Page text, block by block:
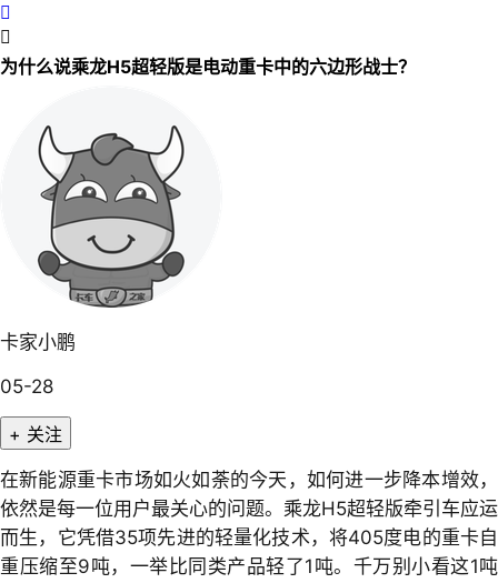


为什么说乘龙H5超轻版是电动重卡中的六边形战士？
卡家小鹏
05-28
+ 关注
在新能源重卡市场如火如荼的今天，如何进一步降本增效，
依然是每一位用户最关心的问题。乘龙H5超轻版牵引车应运
而生，它凭借35项先进的轻量化技术，将405度电的重卡自
重压缩至9吨，一举比同类产品轻了1吨。千万别小看这1吨